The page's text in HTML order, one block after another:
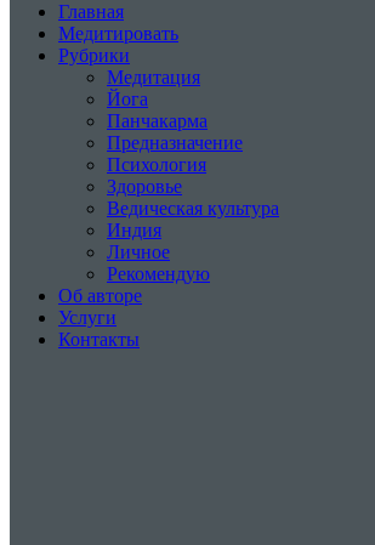
Главная
Медитировать
Рубрики
Медитация
Йога
Панчакарма
Предназначение
Психология
Здоровье
Ведическая культура
Индия
Личное
Рекомендую
Об авторе
Услуги
Контакты